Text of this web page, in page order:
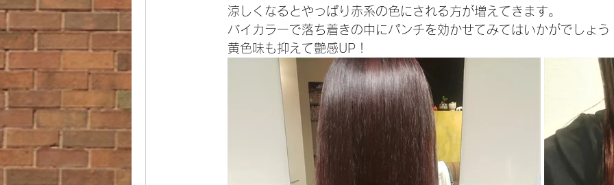
涼しくなるとやっぱり赤系の色にされる方が増えてきます。
バイカラーで落ち着きの中にパンチを効かせてみてはいかがでしょう
黄色味も抑えて艶感UP！